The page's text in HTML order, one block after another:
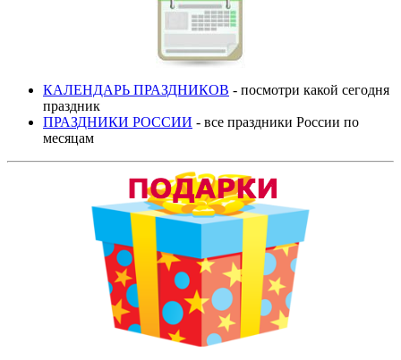
КАЛЕНДАРЬ ПРАЗДНИКОВ - посмотри какой сегодня
праздник
ПРАЗДНИКИ РОССИИ - все праздники России по
месяцам